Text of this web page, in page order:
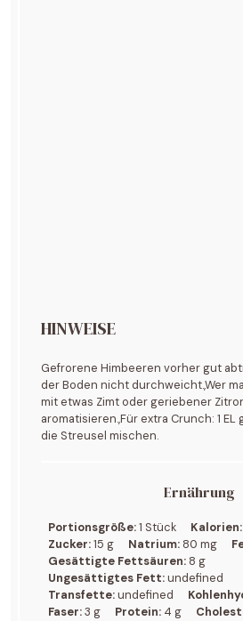
HINWEISE
Gefrorene Himbeeren vorher gut
der Boden nicht durchweicht.,Wer
mit etwas Zimt oder geriebener
aromatisieren.,Für extra Crunch: 1
die Streusel mischen.
Ernährung
Portionsgröße:1 Stück Kalorien:
Zucker:15 g Natrium: 80 mg
Gesättigte Fettsäuren: 8 g
Ungesättigtes Fett:undefined
Transfette:undefined
Faser:3 g Protein: 4 g